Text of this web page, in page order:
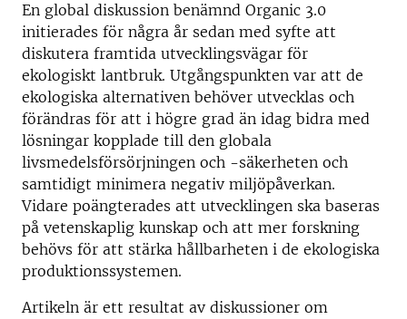
En global diskussion benämnd Organic 3.0
initierades för några år sedan med syfte att
diskutera framtida utvecklingsvägar för
ekologiskt lantbruk. Utgångspunkten var att de
ekologiska alternativen behöver utvecklas och
förändras för att i högre grad än idag bidra med
lösningar kopplade till den globala
livsmedelsförsörjningen och -säkerheten och
samtidigt minimera negativ miljöpåverkan.
Vidare poängterades att utvecklingen ska baseras
på vetenskaplig kunskap och att mer forskning
behövs för att stärka hållbarheten i de ekologiska
produktionssystemen.
Artikeln är ett resultat av diskussioner om